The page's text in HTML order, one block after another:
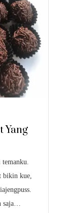
Yang
bikin kue,
saja…